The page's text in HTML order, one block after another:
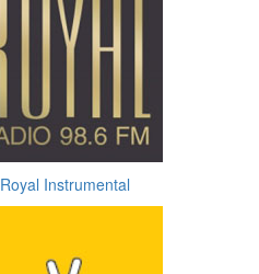
Royal Instrumental